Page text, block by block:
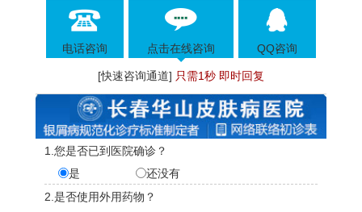
电话咨询 点击在线咨询 QQ咨询
[快速咨询通道] 只需1秒 即时回复
1.您是否已到医院确诊？
是
还没有
2.是否使用外用药物？